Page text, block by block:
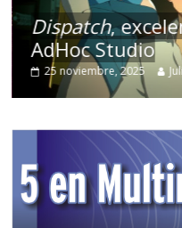
Dispatch,
AdHoc Studio
25 noviembre, 2025